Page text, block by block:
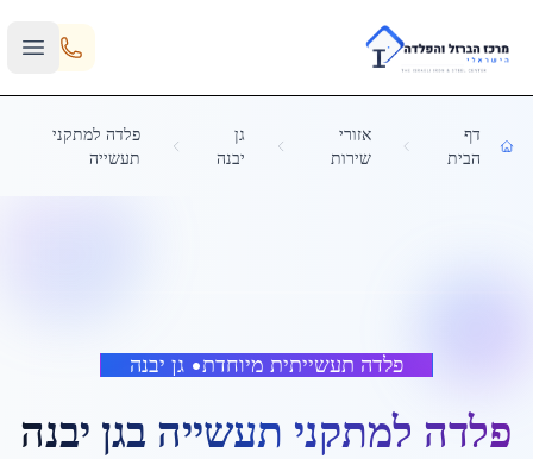
Skip to main content
דף
הבית
אזורי
שירות
גן
יבנה
פלדה למתקני
תעשייה
פלדה תעשייתית מיוחדת• גן יבנה
פלדה למתקני תעשייה בגן יבנה